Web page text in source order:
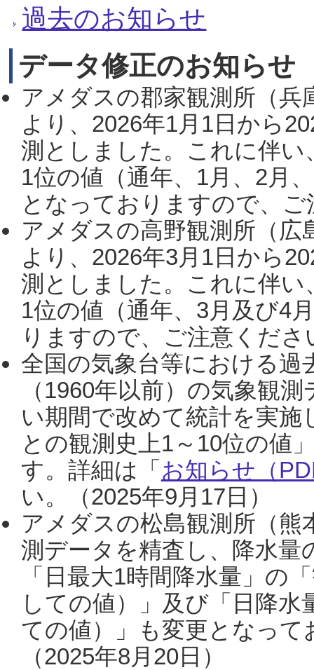
過去のお知らせ
データ修正のお知らせ
アメダスの郡家観測所（
より、2026年1月1日から
測としました。これに伴い
1位の値（通年、1月、2月
となっておりますので、
アメダスの高野観測所（
より、2026年3月1日から
測としました。これに伴い
1位の値（通年、3月及び4
りますので、ご注意くだ
全国の気象台等における過
（1960年以前）の気象観
い期間で改めて統計を実
との観測史上1～10位の値
す。詳細は「 お知らせ（
い。（2025年9月17日）
アメダスの松島観測所（熊
測データを精査し、降水
「日最大1時間降水量」の
しての値）」及び「日降
ての値）」も変更となっ
（2025年8月20日）